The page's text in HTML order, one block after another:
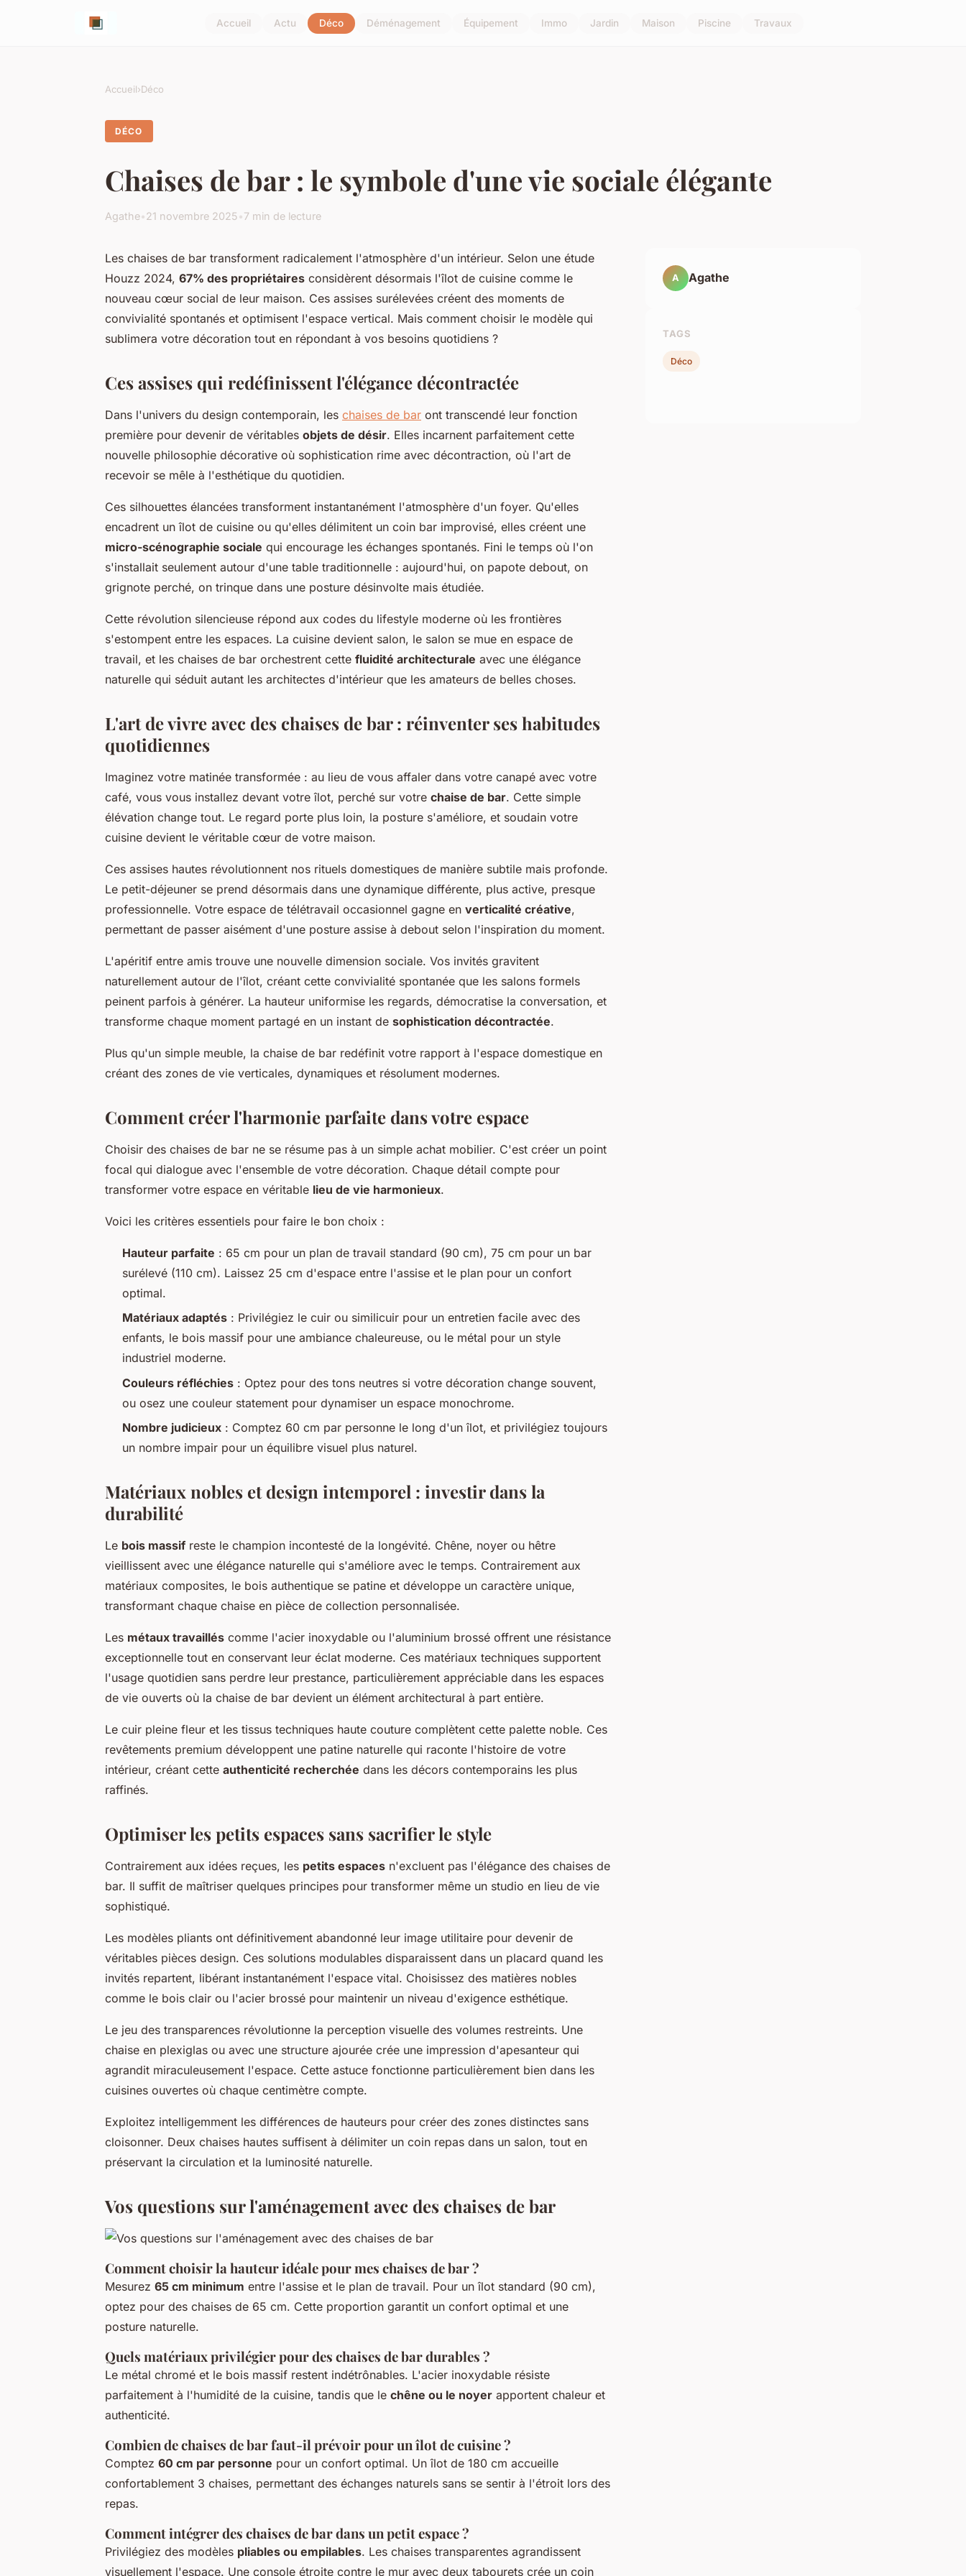
Accueil Actu Déco Déménagement Équipement Immo Jardin Maison Piscine Travaux
Accueil›Déco
DÉCO
Chaises de bar : le symbole d'une vie sociale élégante
Agathe•21 novembre 2025•7 min de lecture
Les chaises de bar transforment radicalement l'atmosphère d'un intérieur. Selon une étude
Houzz 2024, 67% des propriétaires considèrent désormais l'îlot de cuisine comme le
nouveau cœur social de leur maison. Ces assises surélevées créent des moments de
convivialité spontanés et optimisent l'espace vertical. Mais comment choisir le modèle qui
sublimera votre décoration tout en répondant à vos besoins quotidiens ?
Ces assises qui redéfinissent l'élégance décontractée
Dans l'univers du design contemporain, les chaises de bar ont transcendé leur fonction
première pour devenir de véritables objets de désir. Elles incarnent parfaitement cette
nouvelle philosophie décorative où sophistication rime avec décontraction, où l'art de
recevoir se mêle à l'esthétique du quotidien.
Ces silhouettes élancées transforment instantanément l'atmosphère d'un foyer. Qu'elles
encadrent un îlot de cuisine ou qu'elles délimitent un coin bar improvisé, elles créent une
micro-scénographie sociale qui encourage les échanges spontanés. Fini le temps où l'on
s'installait seulement autour d'une table traditionnelle : aujourd'hui, on papote debout, on
grignote perché, on trinque dans une posture désinvolte mais étudiée.
Cette révolution silencieuse répond aux codes du lifestyle moderne où les frontières
s'estompent entre les espaces. La cuisine devient salon, le salon se mue en espace de
travail, et les chaises de bar orchestrent cette fluidité architecturale avec une élégance
naturelle qui séduit autant les architectes d'intérieur que les amateurs de belles choses.
L'art de vivre avec des chaises de bar : réinventer ses habitudes
quotidiennes
Imaginez votre matinée transformée : au lieu de vous affaler dans votre canapé avec votre
café, vous vous installez devant votre îlot, perché sur votre chaise de bar. Cette simple
élévation change tout. Le regard porte plus loin, la posture s'améliore, et soudain votre
cuisine devient le véritable cœur de votre maison.
Ces assises hautes révolutionnent nos rituels domestiques de manière subtile mais profonde.
Le petit-déjeuner se prend désormais dans une dynamique différente, plus active, presque
professionnelle. Votre espace de télétravail occasionnel gagne en verticalité créative,
permettant de passer aisément d'une posture assise à debout selon l'inspiration du moment.
L'apéritif entre amis trouve une nouvelle dimension sociale. Vos invités gravitent
naturellement autour de l'îlot, créant cette convivialité spontanée que les salons formels
peinent parfois à générer. La hauteur uniformise les regards, démocratise la conversation, et
transforme chaque moment partagé en un instant de sophistication décontractée.
Plus qu'un simple meuble, la chaise de bar redéfinit votre rapport à l'espace domestique en
créant des zones de vie verticales, dynamiques et résolument modernes.
Comment créer l'harmonie parfaite dans votre espace
Choisir des chaises de bar ne se résume pas à un simple achat mobilier. C'est créer un point
focal qui dialogue avec l'ensemble de votre décoration. Chaque détail compte pour
transformer votre espace en véritable lieu de vie harmonieux.
Voici les critères essentiels pour faire le bon choix :
Hauteur parfaite : 65 cm pour un plan de travail standard (90 cm), 75 cm pour un bar
surélevé (110 cm). Laissez 25 cm d'espace entre l'assise et le plan pour un confort
optimal.
Matériaux adaptés : Privilégiez le cuir ou similicuir pour un entretien facile avec des
enfants, le bois massif pour une ambiance chaleureuse, ou le métal pour un style
industriel moderne.
Couleurs réfléchies : Optez pour des tons neutres si votre décoration change souvent,
ou osez une couleur statement pour dynamiser un espace monochrome.
Nombre judicieux : Comptez 60 cm par personne le long d'un îlot, et privilégiez toujours
un nombre impair pour un équilibre visuel plus naturel.
Matériaux nobles et design intemporel : investir dans la
durabilité
Le bois massif reste le champion incontesté de la longévité. Chêne, noyer ou hêtre
vieillissent avec une élégance naturelle qui s'améliore avec le temps. Contrairement aux
matériaux composites, le bois authentique se patine et développe un caractère unique,
transformant chaque chaise en pièce de collection personnalisée.
Les métaux travaillés comme l'acier inoxydable ou l'aluminium brossé offrent une résistance
exceptionnelle tout en conservant leur éclat moderne. Ces matériaux techniques supportent
l'usage quotidien sans perdre leur prestance, particulièrement appréciable dans les espaces
de vie ouverts où la chaise de bar devient un élément architectural à part entière.
Le cuir pleine fleur et les tissus techniques haute couture complètent cette palette noble. Ces
revêtements premium développent une patine naturelle qui raconte l'histoire de votre
intérieur, créant cette authenticité recherchée dans les décors contemporains les plus
raffinés.
Optimiser les petits espaces sans sacrifier le style
Contrairement aux idées reçues, les petits espaces n'excluent pas l'élégance des chaises de
bar. Il suffit de maîtriser quelques principes pour transformer même un studio en lieu de vie
sophistiqué.
Les modèles pliants ont définitivement abandonné leur image utilitaire pour devenir de
véritables pièces design. Ces solutions modulables disparaissent dans un placard quand les
invités repartent, libérant instantanément l'espace vital. Choisissez des matières nobles
comme le bois clair ou l'acier brossé pour maintenir un niveau d'exigence esthétique.
Le jeu des transparences révolutionne la perception visuelle des volumes restreints. Une
chaise en plexiglas ou avec une structure ajourée crée une impression d'apesanteur qui
agrandit miraculeusement l'espace. Cette astuce fonctionne particulièrement bien dans les
cuisines ouvertes où chaque centimètre compte.
Exploitez intelligemment les différences de hauteurs pour créer des zones distinctes sans
cloisonner. Deux chaises hautes suffisent à délimiter un coin repas dans un salon, tout en
préservant la circulation et la luminosité naturelle.
Vos questions sur l'aménagement avec des chaises de bar
Comment choisir la hauteur idéale pour mes chaises de bar ?
Mesurez 65 cm minimum entre l'assise et le plan de travail. Pour un îlot standard (90 cm),
optez pour des chaises de 65 cm. Cette proportion garantit un confort optimal et une
posture naturelle.
Quels matériaux privilégier pour des chaises de bar durables ?
Le métal chromé et le bois massif restent indétrônables. L'acier inoxydable résiste
parfaitement à l'humidité de la cuisine, tandis que le chêne ou le noyer apportent chaleur et
authenticité.
Combien de chaises de bar faut-il prévoir pour un îlot de cuisine ?
Comptez 60 cm par personne pour un confort optimal. Un îlot de 180 cm accueille
confortablement 3 chaises, permettant des échanges naturels sans se sentir à l'étroit lors des
repas.
Comment intégrer des chaises de bar dans un petit espace ?
Privilégiez des modèles pliables ou empilables. Les chaises transparentes agrandissent
visuellement l'espace. Une console étroite contre le mur avec deux tabourets crée un coin
A Agathe
TAGS
Déco